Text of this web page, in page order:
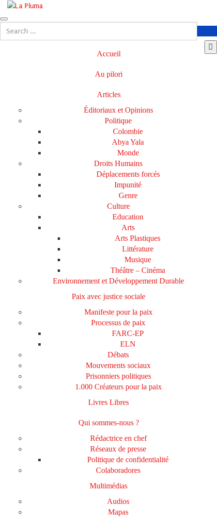
Accueil
Au pilori
Articles
Éditoriaux et Opinions
Politique
Colombie
Abya Yala
Monde
Droits Humains
Déplacements forcés
Impunité
Genre
Culture
Education
Arts
Arts Plastiques
Littérature
Musique
Théâtre – Cinéma
Environnement et Développement Durable
Paix avec justice sociale
Manifeste pour la paix
Processus de paix
FARC-EP
ELN
Débats
Mouvements sociaux
Prisonniers politiques
1.000 Créateurs pour la paix
Livres Libres
Qui sommes-nous ?
Rédactrice en chef
Réseaux de presse
Politique de confidentialité
Colaboradores
Multimédias
Audios
Mapas